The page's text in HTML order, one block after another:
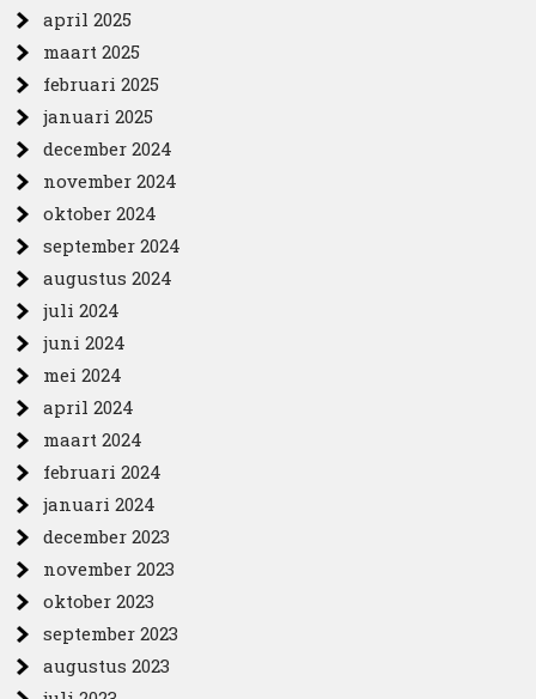
april 2025
maart 2025
februari 2025
januari 2025
december 2024
november 2024
oktober 2024
september 2024
augustus 2024
juli 2024
juni 2024
mei 2024
april 2024
maart 2024
februari 2024
januari 2024
december 2023
november 2023
oktober 2023
september 2023
augustus 2023